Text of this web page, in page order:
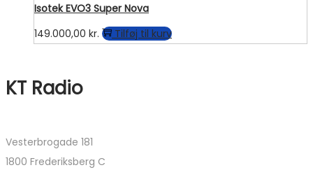
Isotek EVO3 Super Nova
149.000,00 kr. Tilføj til kurv
KT Radio
Vesterbrogade 181
1800 Frederiksberg C